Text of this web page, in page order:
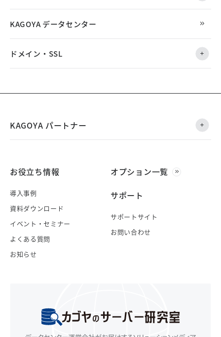
KAGOYA データセンター
ドメイン・SSL
KAGOYA パートナー
お役立ち情報
導入事例
資料ダウンロード
イベント・セミナー
よくある質問
お知らせ
オプション一覧
サポート
サポートサイト
お問い合わせ